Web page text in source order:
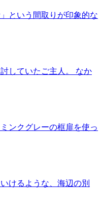
という間取りが印象的な
していたご主人。 なか
ンクグレーの框扉を使っ
けるような、海辺の別